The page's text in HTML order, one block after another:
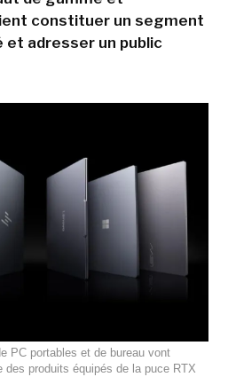
constituer un segment
et adresser un public
PC portables et de bureau vont
des produits équipés de la puce RTX